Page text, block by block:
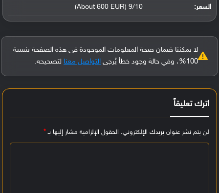
السعر: 9/10 (About 600 EUR)
لا يمكننا ضمان صحة المعلومات الموجودة في هذه الصفحة بنسبة
100%، وفي حالة وجود خطأ يُرجى
التواصل معنا لتصحيحه.
اترك تعليقاً
لن يتم نشر عنوان بريدك الإلكتروني. الحقول الإلزامية مشار إليها بـ*